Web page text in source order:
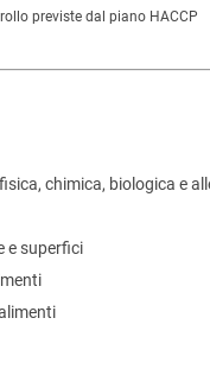
previste dal piano HACCP
chimica, biologica e
e superfici